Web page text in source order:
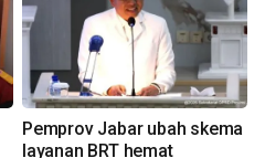
Pemprov Jabar ubah skema
layanan BRT hemat